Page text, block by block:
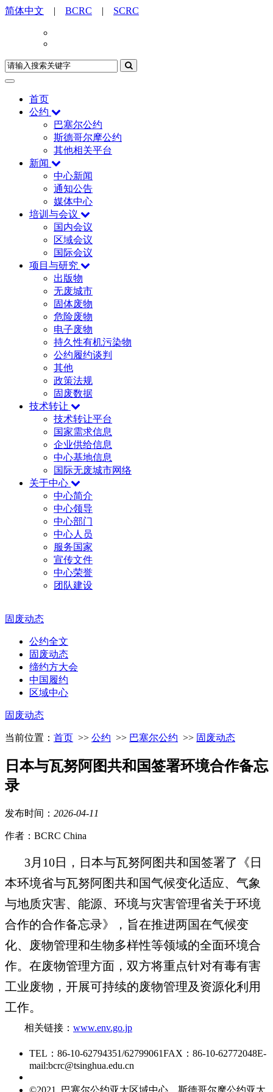
简体中文 | BCRC | SCRC
首页
公约
巴塞尔公约
斯德哥尔摩公约
其他相关平台
新闻
中心新闻
通知公告
媒体中心
培训与会议
国内会议
区域会议
国际会议
项目与研究
出版物
无废城市
固体废物
危险废物
电子废物
持久性有机污染物
公约履约谈判
其他
政策法规
固废数据
技术转让
技术转让平台
国家需求信息
企业供给信息
中心基地信息
国际无废城市网络
关于中心
中心简介
中心领导
中心部门
中心人员
服务国家
宣传文件
中心荣誉
团队建设
固废动态
公约全文
固废动态
缔约方大会
中国履约
区域中心
固废动态
当前位置： 首页 >> 公约 >> 巴塞尔公约 >> 固废动态
日本与瓦努阿图共和国签署环境合作备忘
录
发布时间： 2026-04-11
作者：BCRC China
3月10日，日本与瓦努阿图共和国签署了《日
本环境省与瓦努阿图共和国气候变化适应、气象
与地质灾害、能源、环境与灾害管理省关于环境
合作的合作备忘录》，旨在推进两国在气候变
化、废物管理和生物多样性等领域的全面环境合
作。在废物管理方面，双方将重点针对有毒有害
工业废物，开展可持续的废物管理及资源化利用
工作。
相关链接： www.env.go.jp
TEL：86-10-62794351/62799061FAX：86-10-62772048E-
mail:bcrc@tsinghua.edu.cn